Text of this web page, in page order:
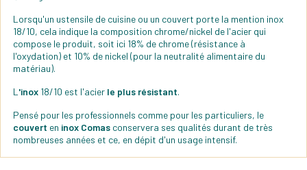
Lorsqu'un ustensile de cuisine ou un couvert porte la mention inox
18/10, cela indique la composition chrome/nickel de l'acier qui
compose le produit, soit ici 18% de chrome (résistance à
l'oxydation) et 10% de nickel (pour la neutralité alimentaire du
matériau).
L 'inox 18/10 est l'acier le plus résistant.
Pensé pour les professionnels comme pour les particuliers, le
couvert en inox Comas conservera ses qualités durant de très
nombreuses années et ce, en dépit d'un usage intensif.